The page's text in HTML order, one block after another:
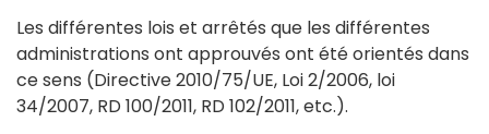
Les différentes lois et arrêtés que les différentes
administrations ont approuvés ont été orientés dans
ce sens (Directive 2010/75/UE, Loi 2/2006, loi
34/2007, RD 100/2011, RD 102/2011, etc.).